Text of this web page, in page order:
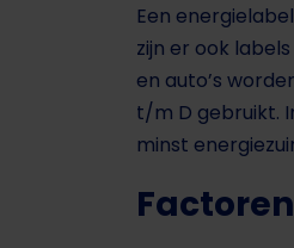
Een
zijn er ook
en auto’s
t/m D gebruikt.
minst